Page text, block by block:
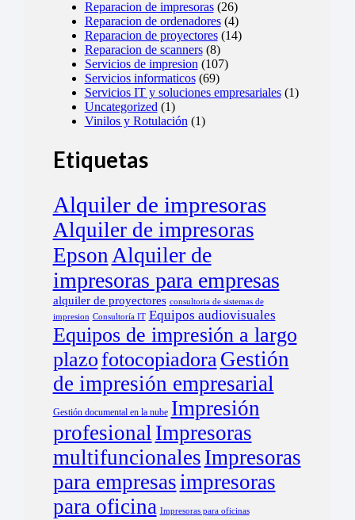
Reparacion de impresoras(26)
Reparacion de ordenadores(4)
Reparacion de proyectores(14)
Reparacion de scanners(8)
Servicios de impresion (107)
Servicios informaticos(69)
Servicios IT y soluciones empresariales(1)
Uncategorized (1)
Vinilos y Rotulación (1)
Etiquetas
Alquiler de impresoras
Alquiler de impresoras
Epson Alquiler de
impresoras para empresas
alquiler de proyectores consultoria de sistemas de
impresion Consultoría IT Equipos audiovisuales
Equipos de impresión a largo
plazofotocopiadora Gestión
de impresión empresarial
Gestión documental en la nube Impresión
profesional Impresoras
multifuncionales Impresoras
para empresas impresoras
para oficina Impresoras para oficinas